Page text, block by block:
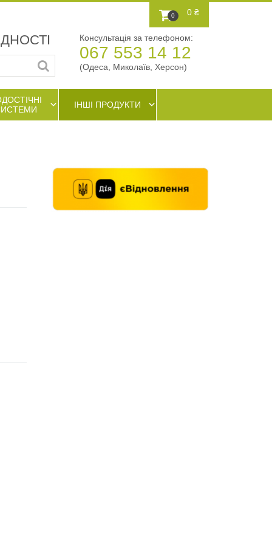
0 0 ₴
Консультація за телефоном:
067 553 14 12
(Одеса, Миколаїв, Херсон)
ІНШІ ПРОДУКТИ